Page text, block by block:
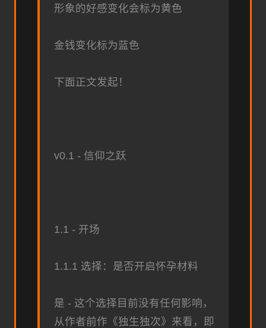
形象的好感变化会标为黄色
金钱变化标为蓝色
下面正文发起！
v0.1 - 信仰之跃
1.1 - 开场
1.1.1 选择：是否开启怀孕材料
是 - 这个选择目前没有任何影响，
从作者前作《独生独次》来看，即